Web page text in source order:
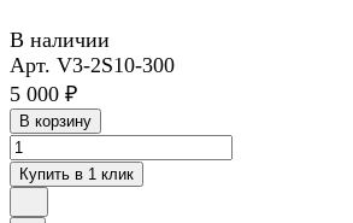
В наличии
Арт. V3-2S10-300
5 000 ₽
В корзину
Купить в 1 клик